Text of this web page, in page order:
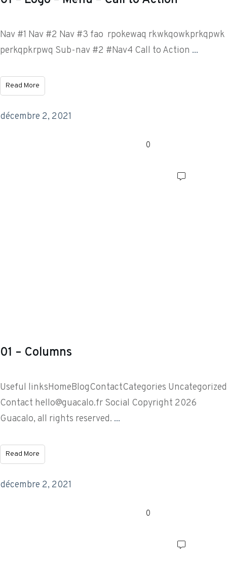
Nav #1 Nav #2 Nav #3 fao rpokewaq rkwkqowkprkqpwk
perkqpkrpwq Sub-nav #2 #Nav4 Call to Action ...
Read More
décembre 2, 2021
0
01 – Columns
Useful linksHomeBlogContactCategories Uncategorized
Contact hello@guacalo.fr Social Copyright 2026
Guacalo, all rights reserved. ...
Read More
décembre 2, 2021
0